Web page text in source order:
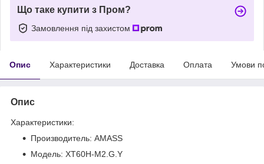
Що таке купити з Пром?
Замовлення під захистом
Опис Характеристики Доставка Оплата Умови
Опис
Характеристики:
Производитель: AMASS
Модель: XT60H-M2.G.Y